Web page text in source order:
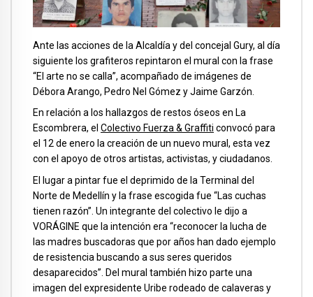
Ante las acciones de la Alcaldía y del concejal Gury, al día
siguiente los grafiteros repintaron el mural con la frase
“El arte no se calla”, acompañado de imágenes de
Débora Arango, Pedro Nel Gómez y Jaime Garzón.
En relación a los hallazgos de restos óseos en La
Escombrera, el Colectivo Fuerza & Graffiti convocó para
el 12 de enero la creación de un nuevo mural, esta vez
con el apoyo de otros artistas, activistas, y ciudadanos.
El lugar a pintar fue el deprimido de la Terminal del
Norte de Medellín y la frase escogida fue “Las cuchas
tienen razón”. Un integrante del colectivo le dijo a
VORÁGINE que la intención era “reconocer la lucha de
las madres buscadoras que por años han dado ejemplo
de resistencia buscando a sus seres queridos
desaparecidos”. Del mural también hizo parte una
imagen del expresidente Uribe rodeado de calaveras y